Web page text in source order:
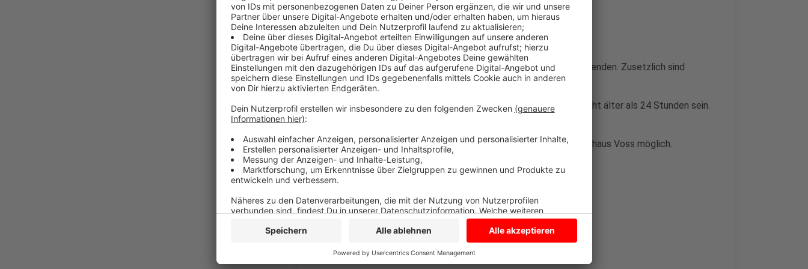
Anzeige
Einen Teil des Erlös will das Kleidermarkt-Team für die Ukraine spenden. Zusetzlich sind
Spendendosen aufgestellt.
Wichtig:ALLE müssen gestestet sein. Und der Nachweis darf nicht älter als 24 Stunden sein.
Testen ist beispielweise ab 9 Uhr in der OasienTeststelle im Autohaus Voss möglich.
Anzeige